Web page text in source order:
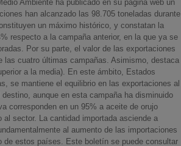
Ambiente ha publicado en su página web un
han alcanzado las 98.705 toneladas durante
un máximo histórico, y constatan la
respecto a la campaña anterior, en la que ya se
Por su parte, el valor de las exportaciones
las cuatro últimas campañas. Asimismo, destaca
a la media). En este ámbito, Estados
se mantiene el equilibrio en las exportaciones al
aunque en esta campaña ha disminuido
corresponden en un 95% a aceite de orujo
sector. La cantidad importada asciende a
al aumento de las importaciones
de estos países. Este boletín se puede consultar